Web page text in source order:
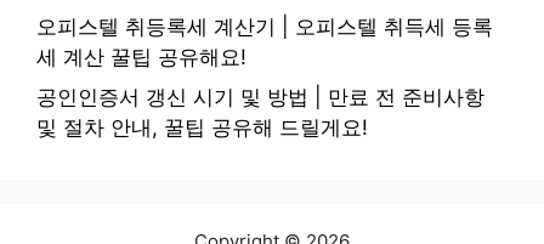
오피스텔 취등록세 계산기 | 오피스텔 취득세 등록
세 계산 꿀팁 공유해요!
공인인증서 갱신 시기 및 방법 | 만료 전 준비사항
및 절차 안내, 꿀팁 공유해 드릴게요!